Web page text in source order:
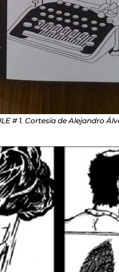
# 1. Cortesía de Alejandro